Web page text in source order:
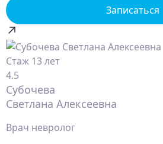
Записаться
Стаж 13 лет
4.5
Субочева
Светлана Алексеевна
Врач невролог